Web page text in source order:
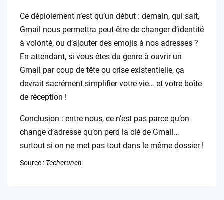
Ce déploiement n’est qu’un début : demain, qui sait,
Gmail nous permettra peut-être de changer d’identité
à volonté, ou d’ajouter des emojis à nos adresses ?
En attendant, si vous êtes du genre à ouvrir un
Gmail par coup de tête ou crise existentielle, ça
devrait sacrément simplifier votre vie… et votre boîte
de réception !
Conclusion : entre nous, ce n’est pas parce qu’on
change d’adresse qu’on perd la clé de Gmail…
surtout si on ne met pas tout dans le même dossier !
Source : Techcrunch